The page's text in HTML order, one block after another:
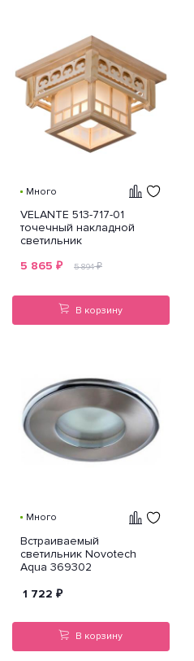
Много
VELANTE 513-717-01
точечный накладной
светильник
5 865 ₽ 5 894₽
В корзину
Много
Встраиваемый
светильник Novotech
Aqua 369302
1 722 ₽
В корзину